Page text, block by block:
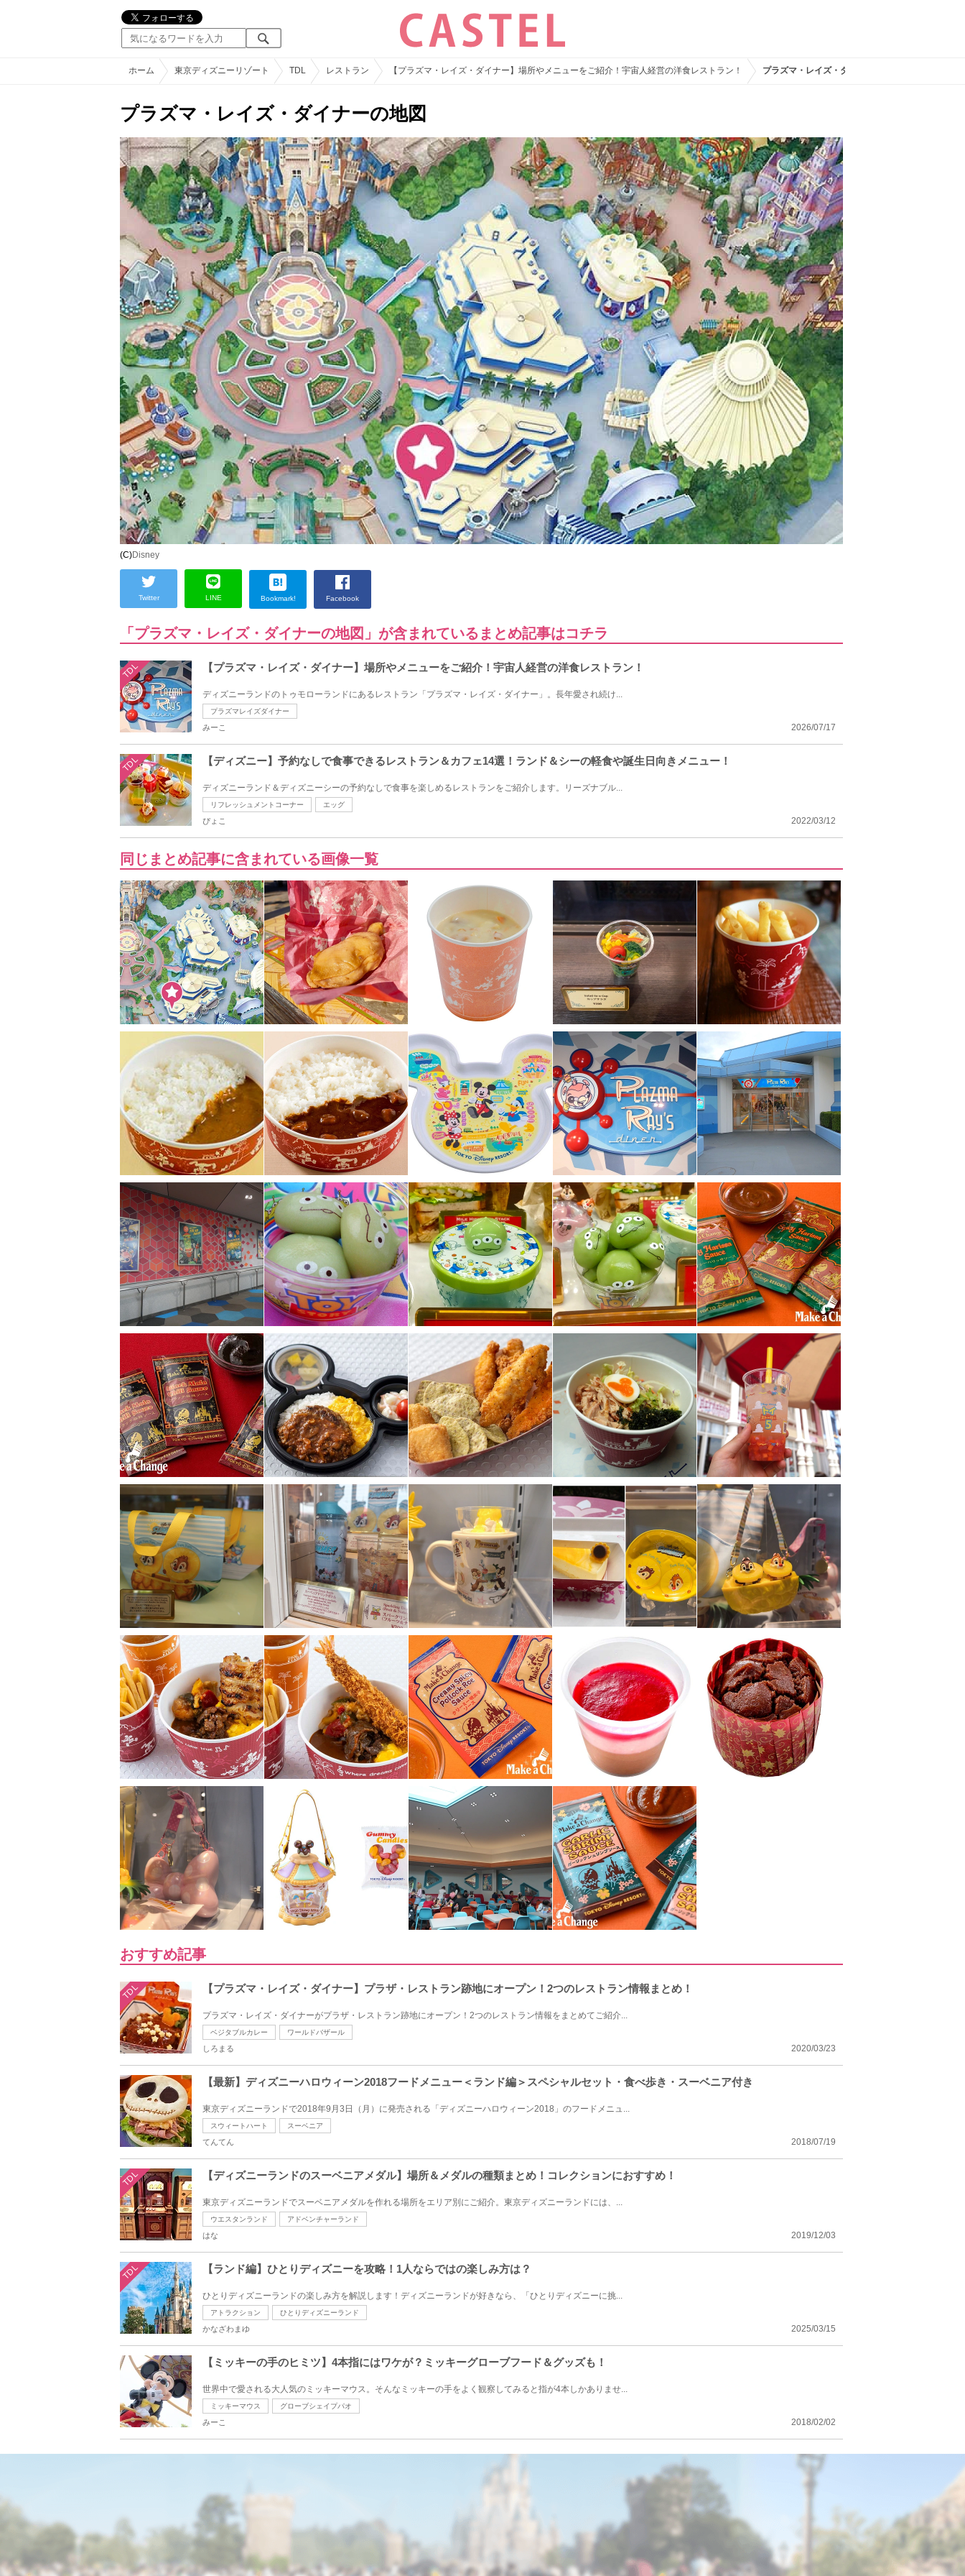
ホーム 東京ディズニーリゾート TDL レストラン 【プラズマ・レイズ・ダイナー】場所やメニューをご紹介！宇宙人経営の洋食レストラン！ プラズマ・レイズ・ダイナーの地図
プラズマ・レイズ・ダイナーの地図
(C)Disney
Twitter LINE Bookmark! Facebook
「プラズマ・レイズ・ダイナーの地図」が含まれているまとめ記事はコチラ
TDL 【プラズマ・レイズ・ダイナー】場所やメニューをご紹介！宇宙人経営の洋食レストラン！
ディズニーランドのトゥモローランドにあるレストラン「プラズマ・レイズ・ダイナー」。長年愛され続け...
プラズマレイズダイナー
2026/07/17
みーこ
TDL 【ディズニー】予約なしで食事できるレストラン＆カフェ14選！ランド＆シーの軽食や誕生日向きメニュー！
ディズニーランド＆ディズニーシーの予約なしで食事を楽しめるレストランをご紹介します。リーズナブル...
リフレッシュメントコーナー エッグ
2022/03/12
ぴょこ
同じまとめ記事に含まれている画像一覧
おすすめ記事
TDL 【プラズマ・レイズ・ダイナー】プラザ・レストラン跡地にオープン！2つのレストラン情報まとめ！
プラズマ・レイズ・ダイナーがプラザ・レストラン跡地にオープン！2つのレストラン情報をまとめてご紹介...
ベジタブルカレー ワールドバザール
2020/03/23
しろまる
【最新】ディズニーハロウィーン2018フードメニュー＜ランド編＞スペシャルセット・食べ歩き・スーベニア付き
東京ディズニーランドで2018年9月3日（月）に発売される「ディズニーハロウィーン2018」のフードメニュ...
スウィートハート スーベニア
2018/07/19
てんてん
TDL 【ディズニーランドのスーベニアメダル】場所＆メダルの種類まとめ！コレクションにおすすめ！
東京ディズニーランドでスーベニアメダルを作れる場所をエリア別にご紹介。東京ディズニーランドには、...
ウエスタンランド アドベンチャーランド
2019/12/03
はな
TDL 【ランド編】ひとりディズニーを攻略！1人ならではの楽しみ方は？
ひとりディズニーランドの楽しみ方を解説します！ディズニーランドが好きなら、「ひとりディズニーに挑...
アトラクション ひとりディズニーランド
2025/03/15
かなざわまゆ
【ミッキーの手のヒミツ】4本指にはワケが？ミッキーグローブフード＆グッズも！
世界中で愛される大人気のミッキーマウス。そんなミッキーの手をよく観察してみると指が4本しかありませ...
ミッキーマウス グローブシェイプパオ
2018/02/02
みーこ